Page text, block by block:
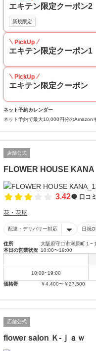
エキテン限定クーポン2
新規限定
PickUp
エキテン限定クーポン1
PickUp
エキテン限定クーポン
ネット予約カレンダー
ネット予約で最大10,000円分のAmazon
店舗公式
FLOWER HOUSE KANA
3.42 口コミ
花・花屋
配達・デリバリー対応 日祝
住所
大阪府守口市河原町１−１
本日の営業状況 10:00〜19:00
10:00~19:00
価格帯
￥4,400〜￥27,500
店舗公式
flower salon Ｋ‐ｊａｗ